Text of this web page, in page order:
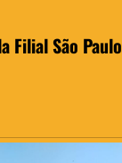
Filial São Paulo